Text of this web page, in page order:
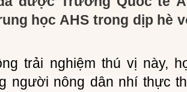
học AHS trong dịp hè
trải nghiệm thú vị này,
người nông dân nhí thực